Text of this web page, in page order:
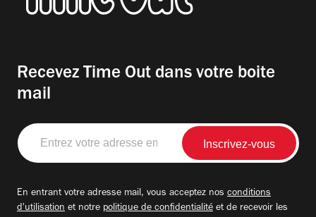
Recevez Time Out dans votre boite
mail
Entrez
votre
adresse
En entrant votre adresse mail, vous acceptez nos conditions
d'utilisation et notre politique de confidentialité et de recevoir les